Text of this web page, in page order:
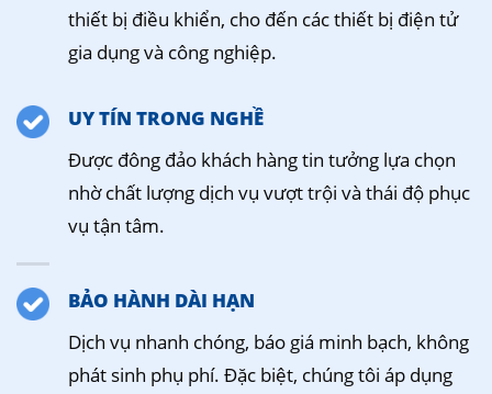
thiết bị điều khiển, cho đến các thiết bị điện tử
gia dụng và công nghiệp.
UY TÍN TRONG NGHỀ
Được đông đảo khách hàng tin tưởng lựa chọn
nhờ chất lượng dịch vụ vượt trội và thái độ phục
vụ tận tâm.
BẢO HÀNH DÀI HẠN
Dịch vụ nhanh chóng, báo giá minh bạch, không
phát sinh phụ phí. Đặc biệt, chúng tôi áp dụng